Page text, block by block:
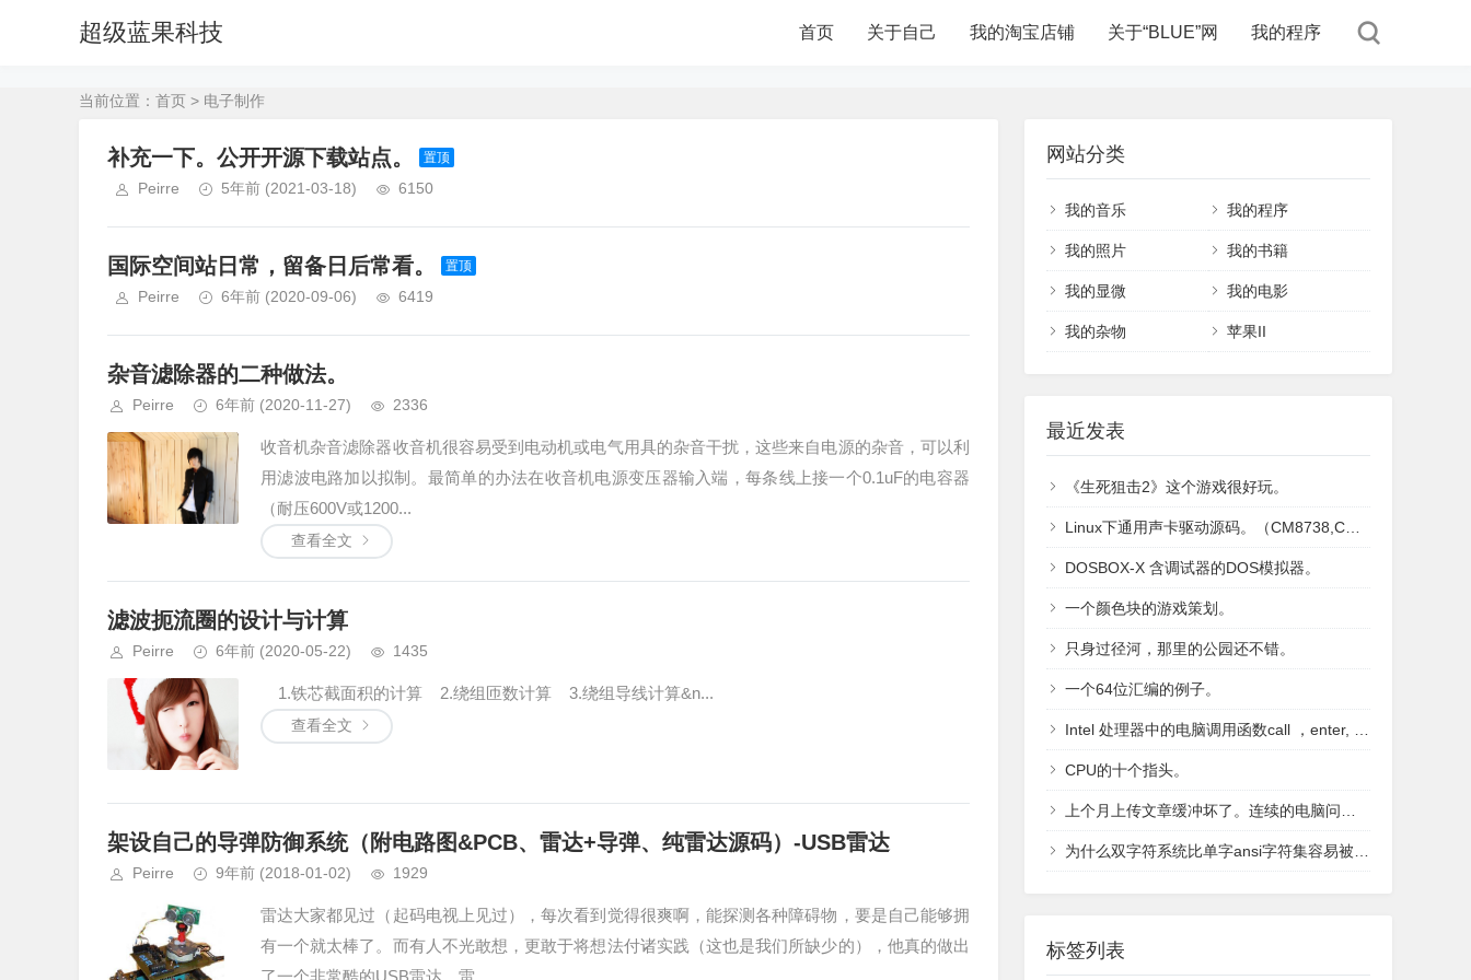
超级蓝果科技 首页 关于自己 我的淘宝店铺 关于“BLUE”网 我的程序
当前位置： 首页 > 电子制作
补充一下。公开开源下载站点。 置顶
Peirre 5年前 (2021-03-18) 6150
国际空间站日常，留备日后常看。 置顶
Peirre 6年前 (2020-09-06) 6419
杂音滤除器的二种做法。
Peirre 6年前 (2020-11-27) 2336
收音机杂音滤除器收音机很容易受到电动机或电气用具的杂音干扰，这些来自电源的杂音，可以利
用滤波电路加以拟制。最简单的办法在收音机电源变压器输入端，每条线上接一个0.1uF的电容器
（耐压600V或1200...
查看全文
滤波扼流圈的设计与计算
Peirre 6年前 (2020-05-22) 1435
1.铁芯截面积的计算 2.绕组匝数计算 3.绕组导线计算&n...
查看全文
架设自己的导弹防御系统（附电路图&PCB、雷达+导弹、纯雷达源码）-USB雷达
Peirre 9年前 (2018-01-02) 1929
雷达大家都见过（起码电视上见过），每次看到觉得很爽啊，能探测各种障碍物，要是自己能够拥
有一个就太棒了。而有人不光敢想，更敢于将想法付诸实践（这也是我们所缺少的），他真的做出
了一个非常酷的USB雷达。雷...
网站分类
我的音乐 我的程序
我的照片 我的书籍
我的显微 我的电影
我的杂物 苹果II
最近发表
《生死狙击2》这个游戏很好玩。
Linux下通用声卡驱动源码。（CM8738,CM2000,TE-734,Crystal系列）
DOSBOX-X 含调试器的DOS模拟器。
一个颜色块的游戏策划。
只身过径河，那里的公园还不错。
一个64位汇编的例子。
Intel 处理器中的电脑调用函数call ，enter, syscall。
CPU的十个指头。
上个月上传文章缓冲坏了。连续的电脑问题是010脚本。
为什么双字符系统比单字ansi字符集容易被侵入（漫谈，路漫漫）
标签列表